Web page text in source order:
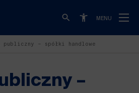
MENU
publiczny – spółki handlowe
–